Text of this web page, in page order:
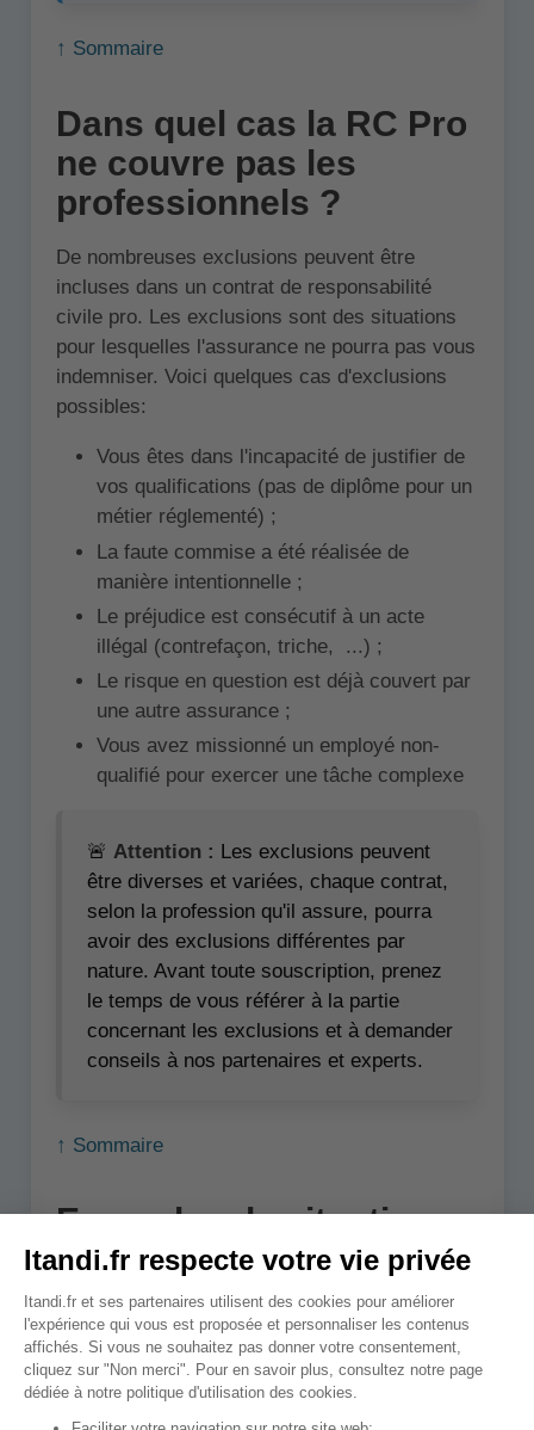
↑ Sommaire
Dans quel cas la RC Pro
ne couvre pas les
professionnels ?
De nombreuses exclusions peuvent être
incluses dans un contrat de responsabilité
civile pro. Les exclusions sont des situations
pour lesquelles l'assurance ne pourra pas vous
indemniser. Voici quelques cas d'exclusions
possibles:
Vous êtes dans l'incapacité de justifier de
vos qualifications (pas de diplôme pour un
métier réglementé) ;
La faute commise a été réalisée de
manière intentionnelle ;
Le préjudice est consécutif à un acte
illégal (contrefaçon, triche, ...) ;
Le risque en question est déjà couvert par
une autre assurance ;
Vous avez missionné un employé non-
qualifié pour exercer une tâche complexe
🚨 Attention : Les exclusions peuvent
être diverses et variées, chaque contrat,
selon la profession qu'il assure, pourra
avoir des exclusions différentes par
nature. Avant toute souscription, prenez
le temps de vous référer à la partie
concernant les exclusions et à demander
conseils à nos partenaires et experts.
↑ Sommaire
Exemples de situations
couvertes par
l'assurance RC PRO
La RC Pro pouvant couvrir une multitude de
sinistres, il n'est parfois pas simple de bien